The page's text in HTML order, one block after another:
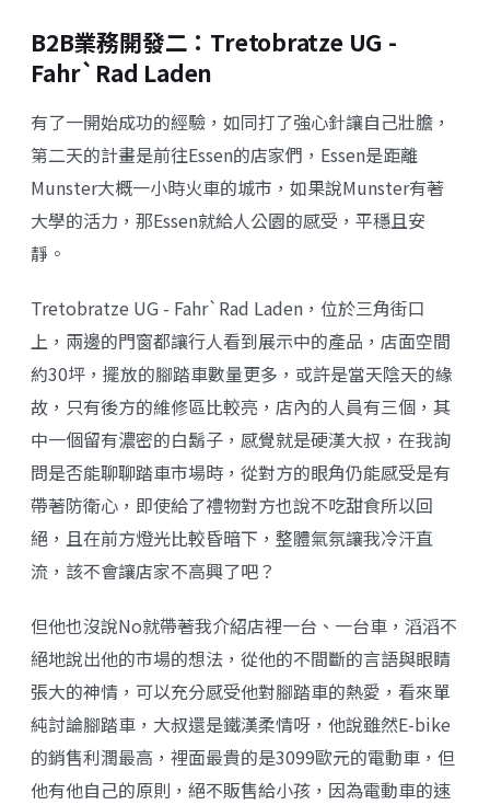
B2B業務開發二： Tretobratze UG -
Fahr`Rad Laden
有了一開始成功的經驗，如同打了強心針讓自己壯膽，
第二天的計畫是前往Essen的店家們，Essen是距離
Munster大概一小時火車的城市，如果說Munster有著
大學的活力，那Essen就給人公園的感受，平穩且安
靜。
Tretobratze UG - Fahr`Rad Laden ，位於三角街口
上，兩邊的門窗都讓行人看到展示中的產品，店面空間
約30坪，擺放的腳踏車數量更多，或許是當天陰天的緣
故，只有後方的維修區比較亮，店內的人員有三個，其
中一個留有濃密的白鬍子，感覺就是硬漢大叔，在我詢
問是否能聊聊踏車市場時，從對方的眼角仍能感受是有
帶著防衛心，即使給了禮物對方也說不吃甜食所以回
絕，且在前方燈光比較昏暗下，整體氣氛讓我冷汗直
流，該不會讓店家不高興了吧？
但他也沒說No就帶著我介紹店裡一台、一台車，滔滔不
絕地說出他的市場的想法，從他的不間斷的言語與眼睛
張大的神情，可以充分感受他對腳踏車的熱愛，看來單
純討論腳踏車，大叔還是鐵漢柔情呀，他說雖然E-bike
的銷售利潤最高，裡面最貴的是3099歐元的電動車，但
他有他自己的原則，絕不販售給小孩，因為電動車的速